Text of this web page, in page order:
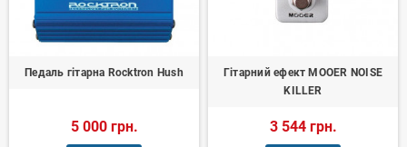
Педаль гітарна Rocktron Hush
5 000 грн.
Гітарний ефект MOOER NOISE
KILLER
3 544 грн.